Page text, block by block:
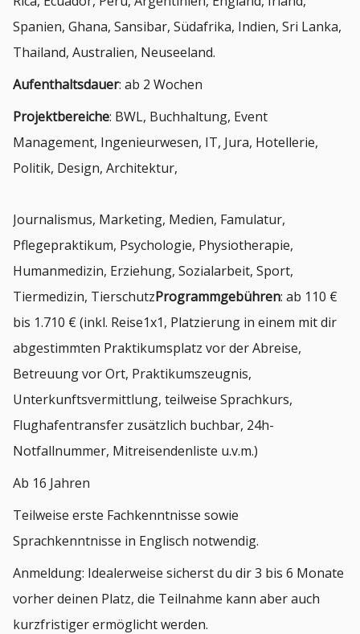
Spanien, Ghana, Sansibar, Südafrika, Indien, Sri Lanka,
Thailand, Australien, Neuseeland.
Aufenthaltsdauer: ab 2 Wochen
Projektbereiche: BWL, Buchhaltung, Event
Management, Ingenieurwesen, IT, Jura, Hotellerie,
Politik, Design, Architektur,
Journalismus, Marketing, Medien, Famulatur,
Pflegepraktikum, Psychologie, Physiotherapie,
Humanmedizin, Erziehung, Sozialarbeit, Sport,
Tiermedizin, TierschutzProgrammgebühren: ab 110 €
bis 1.710 € (inkl. Reise1x1, Platzierung in einem mit dir
abgestimmten Praktikumsplatz vor der Abreise,
Betreuung vor Ort, Praktikumszeugnis,
Unterkunftsvermittlung, teilweise Sprachkurs,
Flughafentransfer zusätzlich buchbar, 24h-
Notfallnummer, Mitreisendenliste u.v.m.)
Ab 16 Jahren
Teilweise erste Fachkenntnisse sowie
Sprachkenntnisse in Englisch notwendig.
Anmeldung: Idealerweise sicherst du dir 3 bis 6 Monate
vorher deinen Platz, die Teilnahme kann aber auch
kurzfristiger ermöglicht werden.